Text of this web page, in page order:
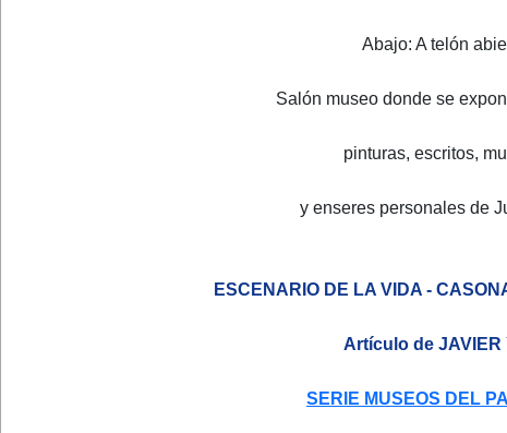
Abajo: A telón
Salón museo donde se
pinturas, escritos,
y enseres personales de
ESCENARIO DE LA VIDA -
Artículo de JAVIER
SERIE MUSEOS DEL